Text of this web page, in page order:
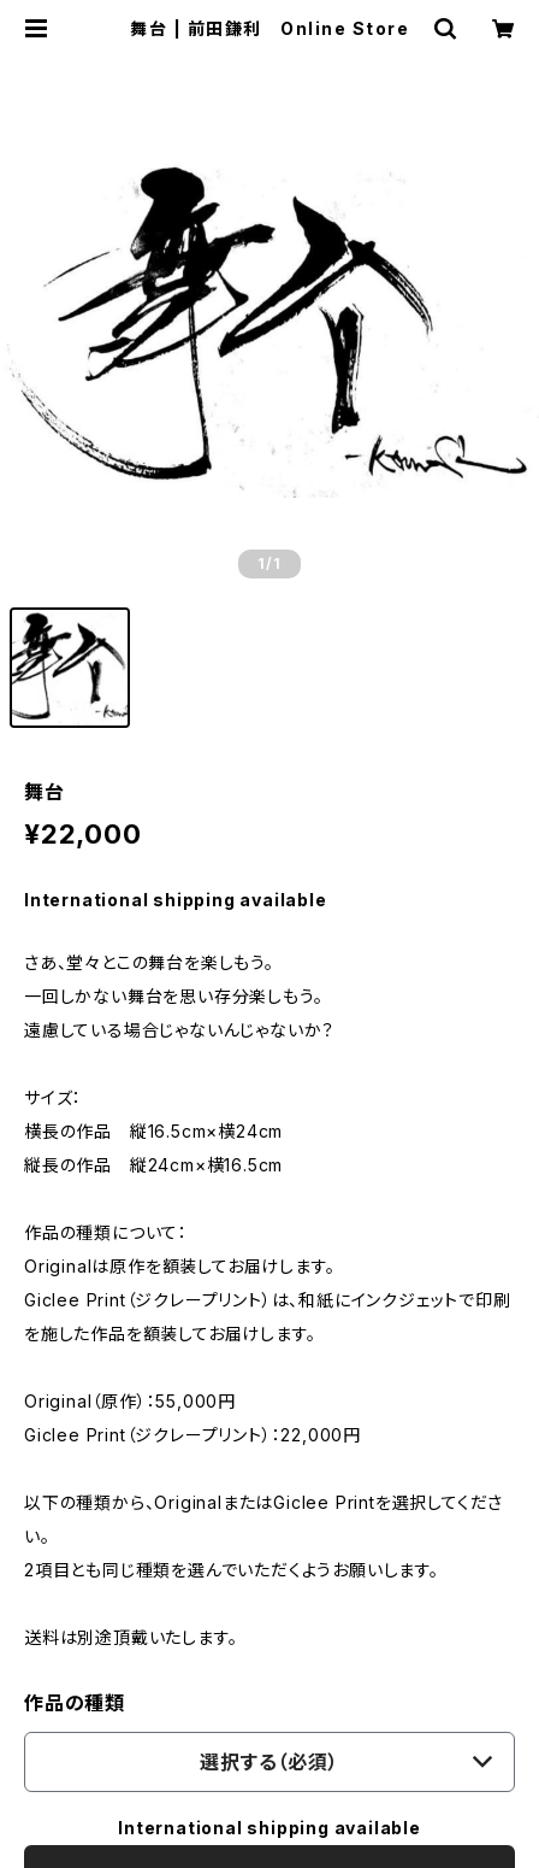
舞台 | 前田鎌利 Online Store
1 /1
舞台
¥22,000
International shipping available
さあ、堂々とこの舞台を楽しもう。
一回しかない舞台を思い存分楽しもう。
遠慮している場合じゃないんじゃないか？
サイズ：
横長の作品 縦16.5cm×横24cm
縦長の作品 縦24cm×横16.5cm
作品の種類について：
Originalは原作を額装してお届けします。
Giclee Print（ジクレープリント）は、和紙にインクジェットで印刷
を施した作品を額装してお届けします。
Original（原作）：55,000円
Giclee Print（ジクレープリント）：22,000円
以下の種類から、OriginalまたはGiclee Printを選択してくださ
い。
2項目とも同じ種類を選んでいただくようお願いします。
送料は別途頂戴いたします。
作品の種類
選択する（必須）
International shipping available